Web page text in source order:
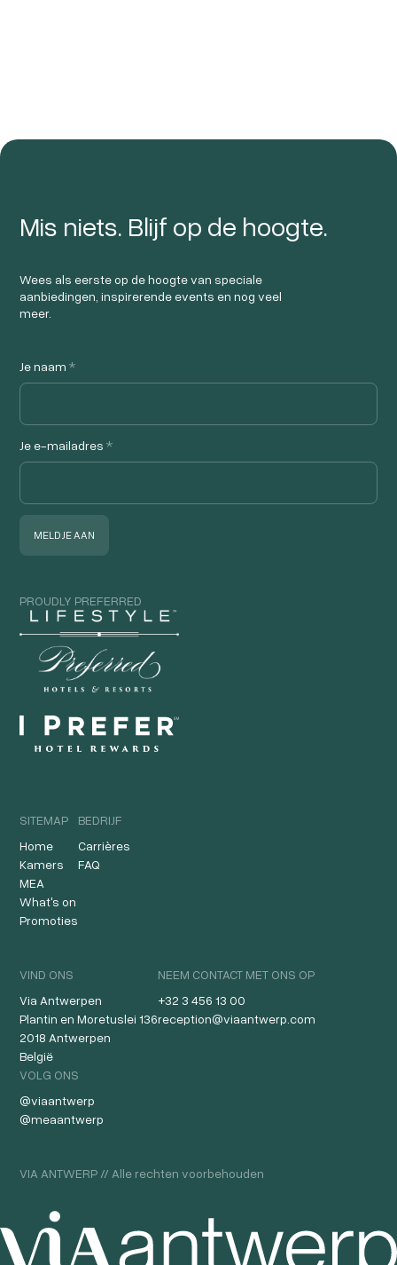
Mis niets. Blijf op de hoogte.
Wees als eerste op de hoogte van speciale
aanbiedingen, inspirerende events en nog veel
meer.
Je naam*
Je e-mailadres*
PROUDLY PREFERRED
SITEMAP
Home
Kamers
MEA
What's on
Promoties
BEDRIJF
Carrières
FAQ
VIND ONS
Via Antwerpen
Plantin en Moretuslei 136
2018 Antwerpen
België
NEEM CONTACT MET ONS OP
+32 3 456 13 00
reception@viaantwerp.com
VOLG ONS
@viaantwerp
@meaantwerp
VIA ANTWERP // Alle rechten voorbehouden